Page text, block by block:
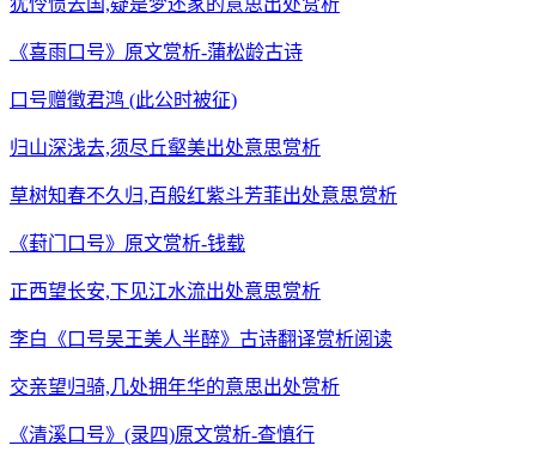
《喜雨口号》原文赏析-蒲松龄古诗
口号赠徵君鸿 (此公时被征)
归山深浅去,须尽丘壑美出处意思赏析
草树知春不久归,百般红紫斗芳菲出处意思赏析
《葑门口号》原文赏析-钱载
正西望长安,下见江水流出处意思赏析
李白《口号吴王美人半醉》古诗翻译赏析阅读
交亲望归骑,几处拥年华的意思出处赏析
《清溪口号》(录四)原文赏析-查慎行